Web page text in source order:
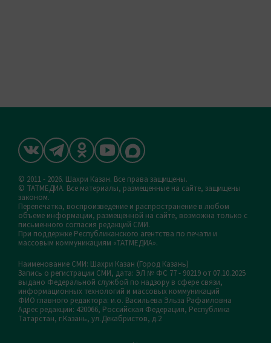
© 2011 - 2026. Шахри Казан. Все права защищены.
© ТАТМЕДИА. Все материалы, размещенные на сайте, защищены
законом.
Перепечатка, воспроизведение и распространение в любом
объеме информации, размещенной на сайте, возможна только с
письменного согласия редакций СМИ.
При поддержке Республиканского агентства по печати и
массовым коммуникациям «ТАТМЕДИА».
Наименование СМИ: Шахри Казан (Город Казань)
Запись о регистрации СМИ, дата: ЭЛ № ФС 77 - 90219 от 07.10.2025
выдано Федеральной службой по надзору в сфере связи,
информационных технологий и массовых коммуникаций
ФИО главного редактора: и.о. Васильева Эльза Рафаиловна
Адрес редакции: 420066, Российская Федерация, Республика
Татарстан, г.Казань, ул.Декабристов, д.2